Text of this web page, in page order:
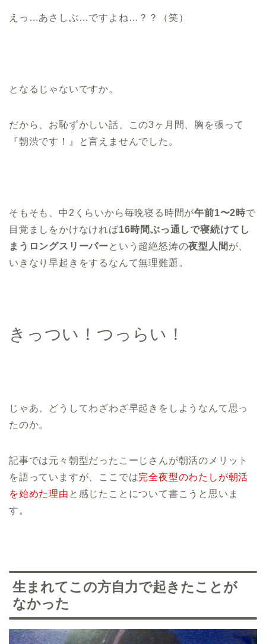
えっ…あさしぶ…ですよね…？？（笑）
となるじゃないですか。
だから、お恥ずかしい話、この3ヶ月間、胸を張って
『朝渋です！』と言えませんでした。
そもそも、中2くらいから毎晩寝る時間が午前1〜2時で
目覚ましをかけなければ16時間ぶっ通しで寝続けてし
まうロングスリーパー という超絶怒涛の夜型人間 が、
いきなり早起きをするなんて無理難題。
きっつい！つっらい！
じゃあ、どうしてわざわざ早起きをしようなんて思っ
たのか。
記事では元々朝型だったこーじさんが朝活のメリット
を語っていますが、ここでは完全夜型のわたしが朝活
を始めた理由 と感じたことについて書こうと思いま
す。
生まれてこの方自力で起きたことが
なかった